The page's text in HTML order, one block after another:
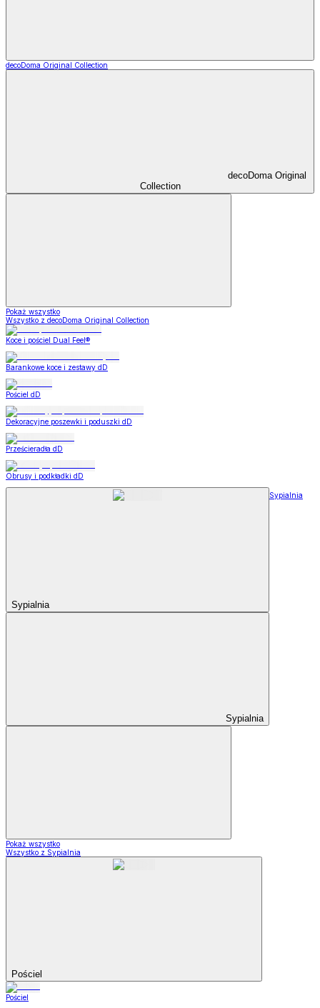
decoDoma Original Collection
decoDoma Original
Collection
Pokaż wszystko
Wszystko z decoDoma Original Collection
Koce i pościel Dual Feel®
Barankowe koce i zestawy dD
Pościel dD
Dekoracyjne poszewki i poduszki dD
Prześcieradła dD
Obrusy i podkładki dD
Sypialnia
Sypialnia
Sypialnia
Pokaż wszystko
Wszystko z Sypialnia
Pościel
Pościel